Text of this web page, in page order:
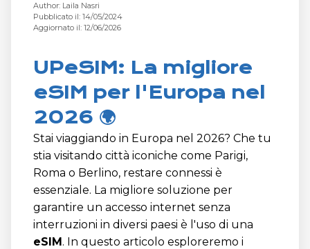
Author: Laila Nasri
Pubblicato il: 14/05/2024
Aggiornato il: 12/06/2026
UPeSIM: La migliore
eSIM per l'Europa nel
2026 🌍
Stai viaggiando in Europa nel 2026? Che tu
stia visitando città iconiche come Parigi,
Roma o Berlino, restare connessi è
essenziale. La migliore soluzione per
garantire un accesso internet senza
interruzioni in diversi paesi è l'uso di una
eSIM. In questo articolo esploreremo i